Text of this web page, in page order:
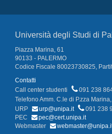
Università degli Studi di
Piazza Marina, 61
90133 - PALERMO
Codice Fiscale 80023730825,
Contatti
Call center studenti
091 238
Telefono Amm. C.le di P.zza
URP
urp@unipa.it
091 238
PEC
pec@cert.unipa.it
Webmaster